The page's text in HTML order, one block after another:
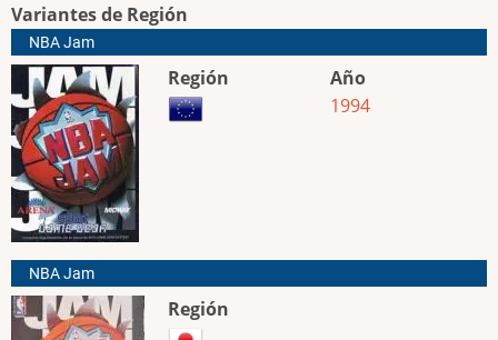
Variantes de Región
NBA Jam
Región
Año
1994
NBA Jam
Región